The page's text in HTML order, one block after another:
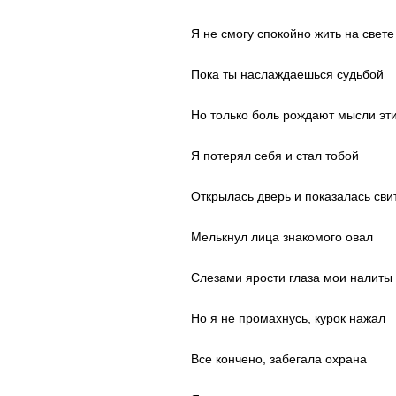
Я не смогу спокойно жить на свете
Пока ты наслаждаешься судьбой
Но только боль рождают мысли
Я потерял себя и стал тобой
Открылась дверь и показалась
Мелькнул лица знакомого овал
Слезами ярости глаза мои налиты
Но я не промахнусь, курок нажал
Все кончено, забегала охрана